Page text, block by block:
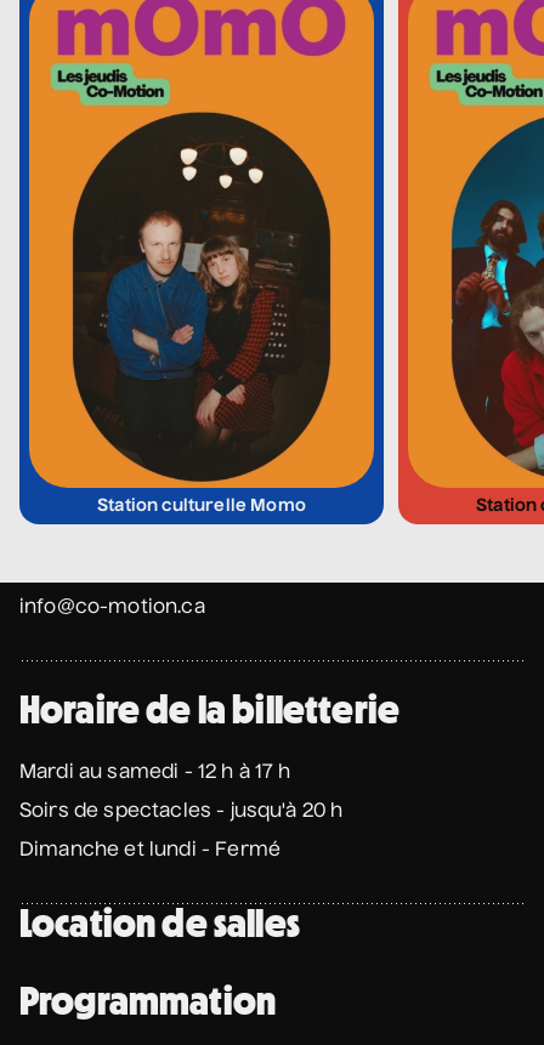
Station culturelle Momo Station
Coordonnées
475 Boul. de l'Avenir, Laval, Québec, H7N 5H9
info@co-motion.ca
Horaire de la billetterie
Mardi au samedi - 12 h à 17 h
Soirs de spectacles - jusqu'à 20 h
Dimanche et lundi - Fermé
Location de salles
Programmation